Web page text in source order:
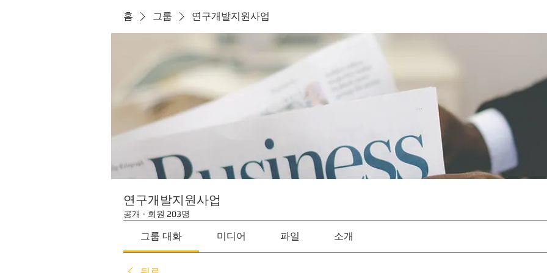
홈 그룹 연구개발지원사업
연구개발지원사업
공개 · 회원 203명
그룹 대화 미디어 파일 소개